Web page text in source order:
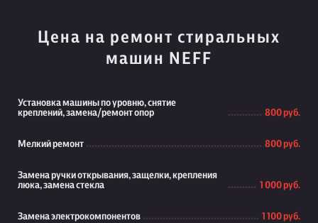
Цена на ремонт стиральных
машин NEFF
Установка машины по уровню, снятие
креплений, замена/ремонт опор
800 руб.
Мелкий ремонт 800 руб.
Замена ручки открывания, защелки, крепления
люка, замена стекла
1 000 руб.
Замена электрокомпонентов 1 100 руб.